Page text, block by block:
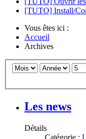
[TUTO] Install/
Vous êtes ici :
Accueil
Archives
Les news
Détails
Catégorie :